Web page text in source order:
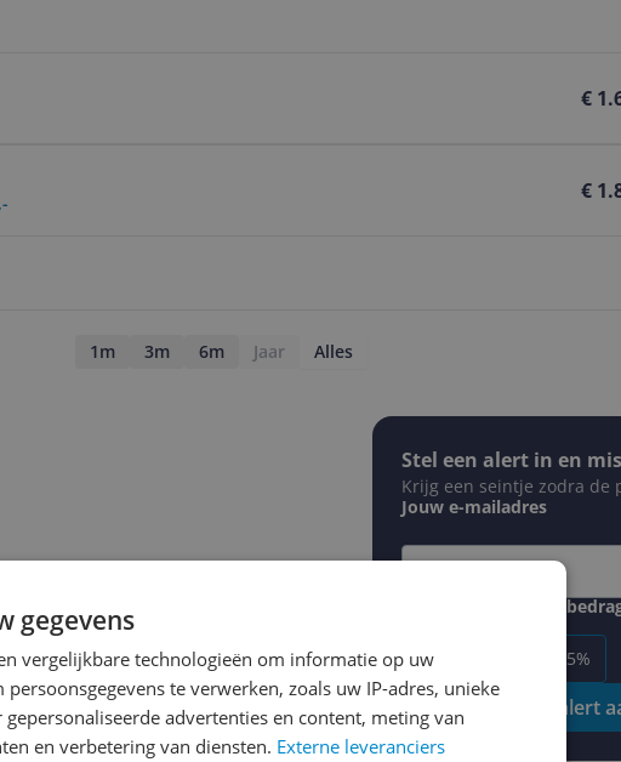
€
€
1m 3m 6m Jaar Alles
Stel een alert in en
Krijg een seintje zodra de
Jouw e-mailadres
Gewenste daling of
-5% -15%
Prijsalert
gegevens
vergelijkbare technologieën om informatie op uw
te verwerken, zoals uw IP-adres, unieke
advertenties en content, meting van
en verbetering van diensten. Externe leveranciers